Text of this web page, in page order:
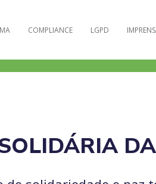
COMPLIANCE LGPD